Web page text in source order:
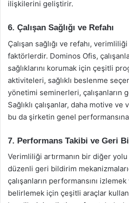
ilişkilerini geliştirir.
6. Çalışan Sağlığı ve Refahı
Çalışan sağlığı ve refahı,
faktörlerdir. Dominos Ofis,
sağlıklarını korumak için çeşitli
aktiviteleri, sağlıklı beslenme
yönetimi seminerleri, çalışanların
Sağlıklı çalışanlar, daha motive ve
bu da şirketin genel
7. Performans Takibi ve Geri
Verimliliği artırmanın bir diğer
düzenli geri bildirim
çalışanların performansını
belirlemek için çeşitli araçlar